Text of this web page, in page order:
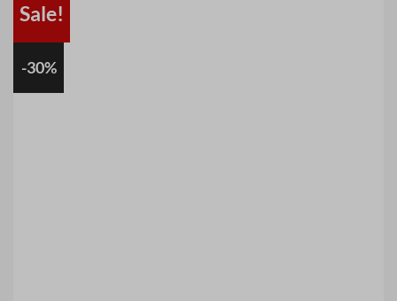
Sale!
-30%